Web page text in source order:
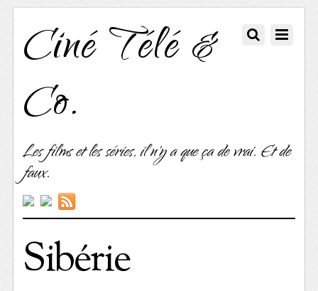
Ciné Télé &
Co.
Les films et les séries, il n'y a que ça de vrai. Et de
faux.
Sibérie